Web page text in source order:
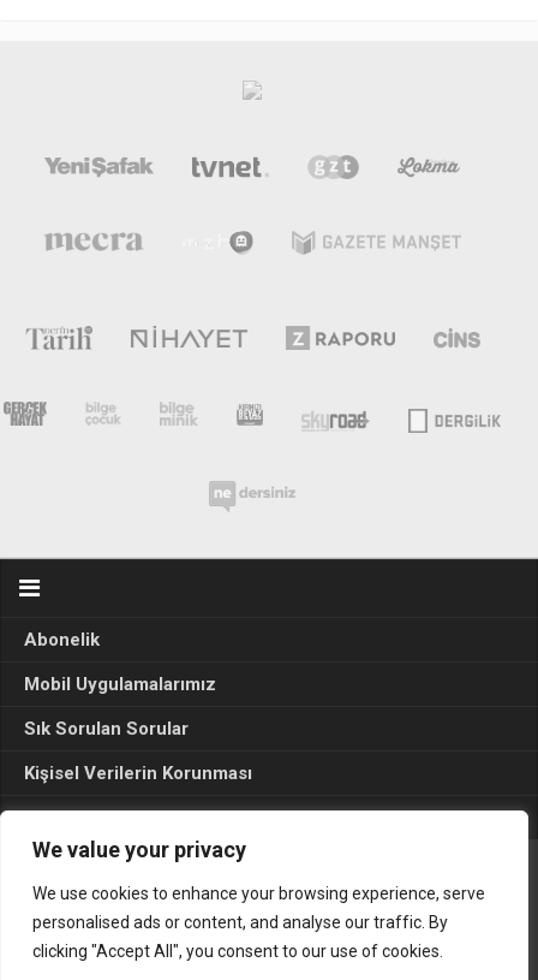
We value your privacy
We use cookies to enhance your browsing experience, serve
personalised ads or content, and analyse our traffic. By
clicking "Accept All", you consent to our use of cookies.
Abonelik
Mobil Uygulamalarımız
Sık Sorulan Sorular
Kişisel Verilerin Korunması
Seçim Sonuçları 2024
Gerçek Hayat © 2015. Her hakkı sakldır.